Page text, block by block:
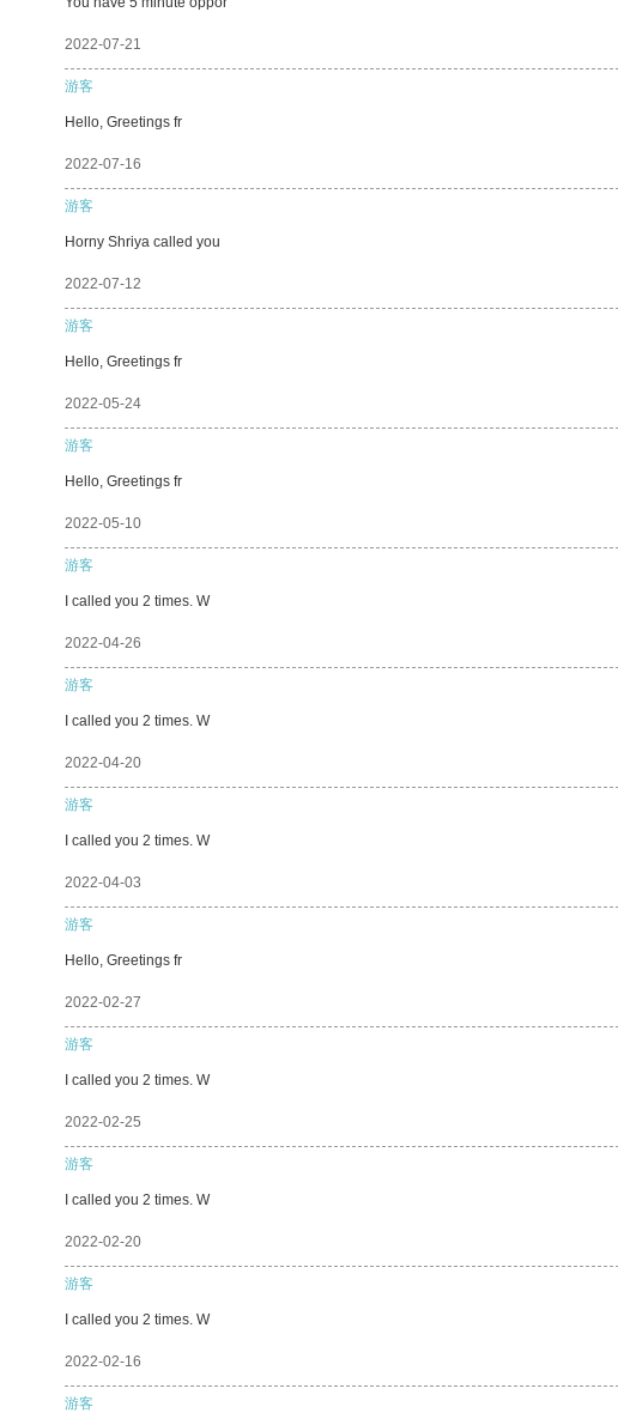
2022-07-21
游客
Hello, Greetings fr
2022-07-16
游客
Horny Shriya called you
2022-07-12
游客
Hello, Greetings fr
2022-05-24
游客
Hello, Greetings fr
2022-05-10
游客
I called you 2 times. W
2022-04-26
游客
I called you 2 times. W
2022-04-20
游客
I called you 2 times. W
2022-04-03
游客
Hello, Greetings fr
2022-02-27
游客
I called you 2 times. W
2022-02-25
游客
I called you 2 times. W
2022-02-20
游客
I called you 2 times. W
2022-02-16
游客